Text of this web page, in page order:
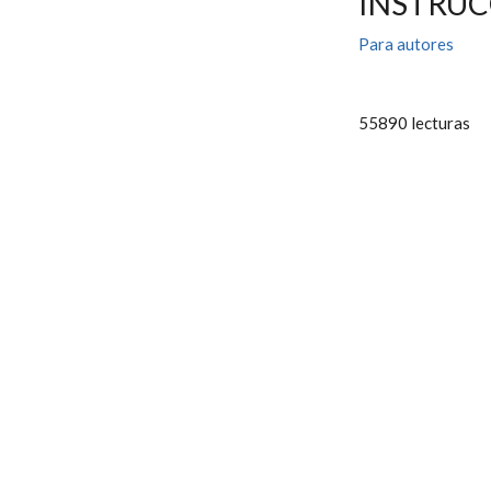
Para autores
55890 lecturas